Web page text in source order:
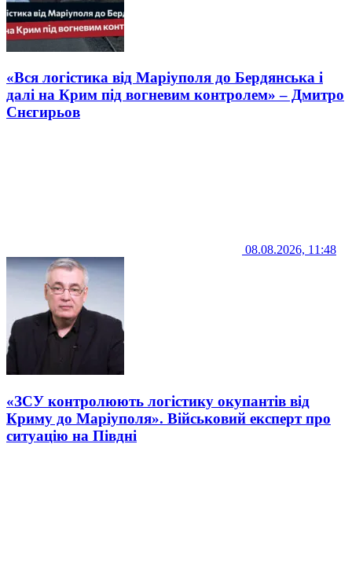
«Вся логістика від Маріуполя до Бердянська і
далі на Крим під вогневим контролем» – Дмитро
Снєгирьов
08.08.2026, 11:48
«ЗСУ контролюють логістику окупантів від
Криму до Маріуполя». Військовий експерт про
ситуацію на Півдні